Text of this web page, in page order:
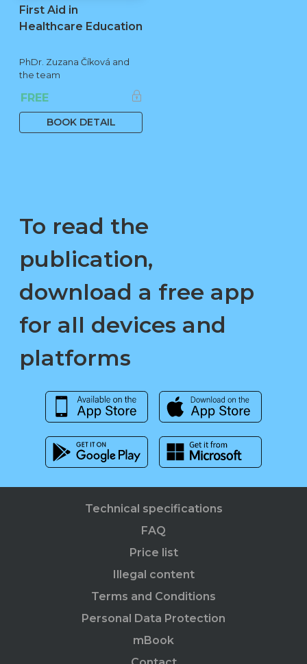
First Aid in
Healthcare Education
PhDr. Zuzana Číková and
the team
FREE
BOOK DETAIL
To read the
publication,
download a free app
for all devices and
platforms
Technical specifications
FAQ
Price list
Illegal content
Terms and Conditions
Personal Data Protection
mBook